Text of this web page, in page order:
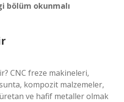
bölüm okunmalı
CNC freze makineleri,
kompozit malzemeler,
ve hafif metaller olmak